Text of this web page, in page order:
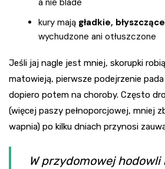
a nie blade
kury mają gładkie,
wychudzone ani otłuszczone
Jeśli jaj nagle jest mniej, skorupki
matowieją, pierwsze podejrzenie
dopiero potem na choroby. Często
(więcej paszy pełnoporcjowej, mniej
wapnia) po kilku dniach przynosi
W przydomowej